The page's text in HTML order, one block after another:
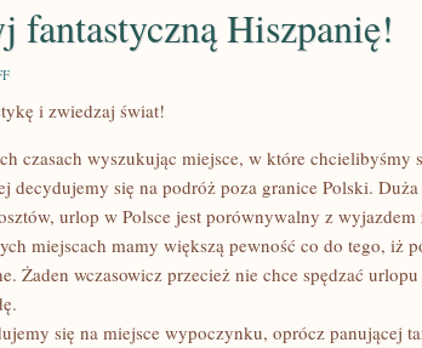
fantastyczną Hiszpanię!
ON
FANTASTYCZNĄ
HISZPANIĘ!
i zwiedzaj świat!
czasach wyszukując miejsce, w które chcielibyśmy
decydujemy się na podróż poza granice Polski.
urlop w Polsce jest porównywalny z
miejscach mamy większą pewność co do tego, iż
Żaden wczasowicz przecież nie chce spędzać
się na miejsce wypoczynku, oprócz panującej